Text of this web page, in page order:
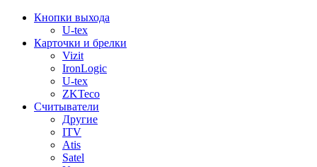
Кнопки выхода
U-tex
Карточки и брелки
Vizit
IronLogic
U-tex
ZKTeco
Считыватели
Другие
ITV
Atis
Satel